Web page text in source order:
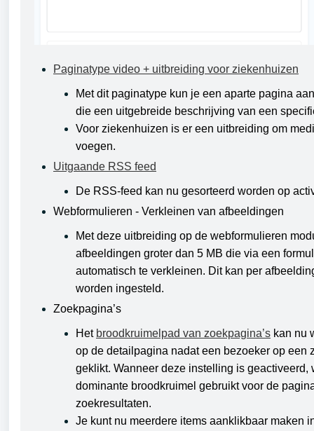
Paginatype video + uitbreiding voor ziekenhuizen
Met dit paginatype kun je een aparte pagina
die een uitgebreide beschrijving van een
Voor ziekenhuizen is er een uitbreiding om
voegen.
Uitgaande RSS feed
De RSS-feed kan nu gesorteerd worden op
Webformulieren - Verkleinen van afbeeldingen
Met deze uitbreiding op de webformulieren
afbeeldingen groter dan 5 MB die via een
automatisch te verkleinen. Dit kan per
worden ingesteld.
Zoekpagina’s
Het broodkruimelpad van zoekpagina’s kan nu
op de detailpagina nadat een bezoeker op een
geklikt. Wanneer deze instelling is geactiveerd,
dominante broodkruimel gebruikt voor de
zoekresultaten.
Je kunt nu meerdere items aanklikbaar maken